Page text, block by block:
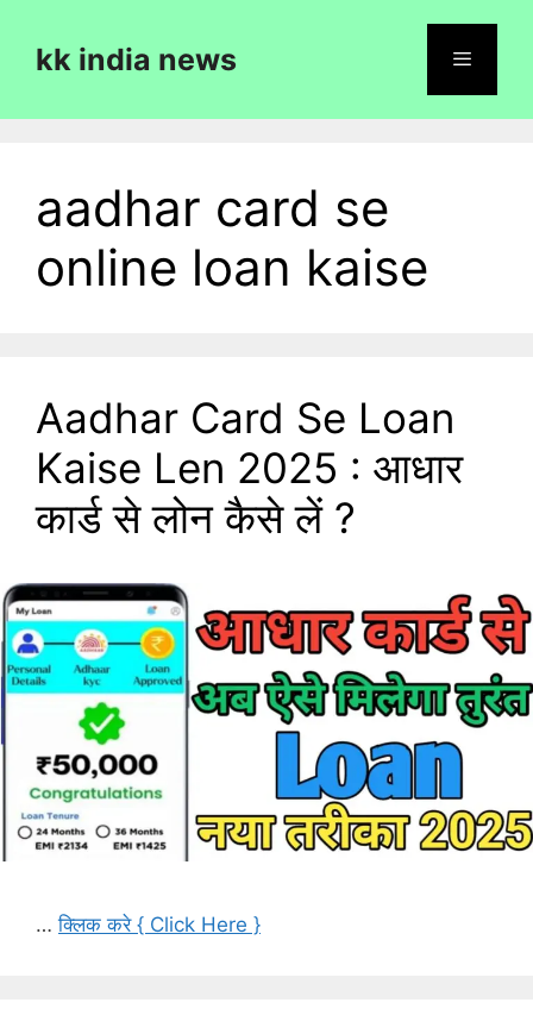
contentkk india news
aadhar card se
online loan kaise
Aadhar Card Se Loan
Kaise Len 2025 : आधार
कार्ड से लोन कैसे लें ?
…क्लिक करे { Click Here }